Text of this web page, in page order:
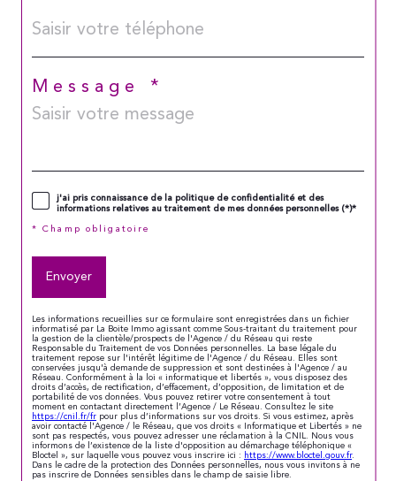
Message *
j'ai pris connaissance de la politique de confidentialité et des
informations relatives au traitement de mes données personnelles (*)*
* Champ obligatoire
Envoyer
Les informations recueillies sur ce formulaire sont enregistrées dans un fichier
informatisé par La Boite Immo agissant comme Sous-traitant du traitement pour
la gestion de la clientèle/prospects de l'Agence / du Réseau qui reste
Responsable du Traitement de vos Données personnelles. La base légale du
traitement repose sur l'intérêt légitime de l'Agence / du Réseau. Elles sont
conservées jusqu'à demande de suppression et sont destinées à l'Agence / au
Réseau. Conformément à la loi « informatique et libertés », vous disposez des
droits d’accès, de rectification, d’effacement, d’opposition, de limitation et de
portabilité de vos données. Vous pouvez retirer votre consentement à tout
moment en contactant directement l’Agence / Le Réseau. Consultez le site
https://cnil.fr/fr pour plus d’informations sur vos droits. Si vous estimez, après
avoir contacté l'Agence / le Réseau, que vos droits « Informatique et Libertés » ne
sont pas respectés, vous pouvez adresser une réclamation à la CNIL. Nous vous
informons de l’existence de la liste d'opposition au démarchage téléphonique «
Bloctel », sur laquelle vous pouvez vous inscrire ici :
https://www.bloctel.gouv.fr.
Dans le cadre de la protection des Données personnelles, nous vous invitons à ne
pas inscrire de Données sensibles dans le champ de saisie libre.